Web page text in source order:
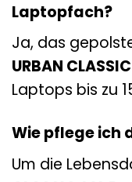
Laptopfach?
Ja, das
URBAN
Laptops bis zu
Wie pflege ich
Um die